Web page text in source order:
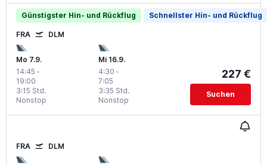
Günstigster Hin- und Rückflug Schnellster Hin- und Rückflug
FRA DLM
Mo 7.9.
14:45 -
19:00
Nonstop
3:15 Std.
Mi 16.9.
4:30 -
7:05
Nonstop
3:35 Std.
227 €
Suchen
FRA DLM